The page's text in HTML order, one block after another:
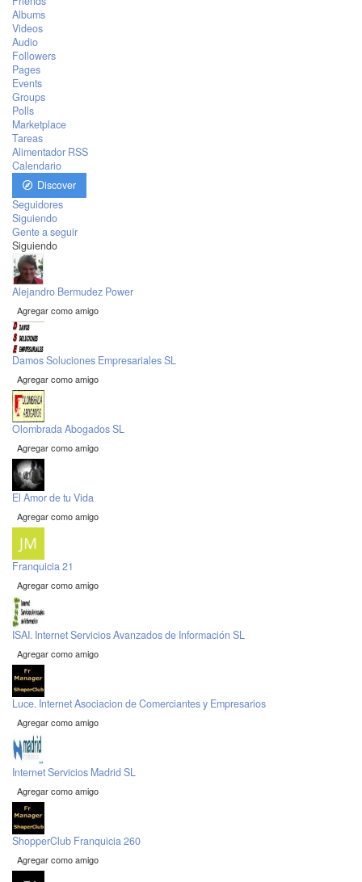
Albums
Videos
Audio
Followers
Pages
Events
Groups
Polls
Marketplace
Tareas
Alimentador RSS
Calendario
Discover
Seguidores
Siguiendo
Gente a seguir
Siguiendo
Alejandro Bermudez Power
Agregar como amigo
Damos Soluciones Empresariales SL
Agregar como amigo
Olombrada Abogados SL
Agregar como amigo
El Amor de tu Vida
Agregar como amigo
Franquicia 21
Agregar como amigo
ISAI. Internet Servicios Avanzados de Información SL
Agregar como amigo
Luce. Internet Asociacion de Comerciantes y Empresarios
Agregar como amigo
Internet Servicios Madrid SL
Agregar como amigo
ShopperClub Franquicia 260
Agregar como amigo